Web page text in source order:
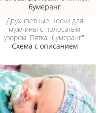
бумеранг
Двухцветные носки для
мужчины с полосатым
узором. Пятка "бумеранг".
Схема с описанием